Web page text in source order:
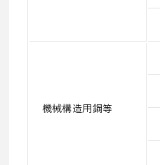
機械構造用鋼等